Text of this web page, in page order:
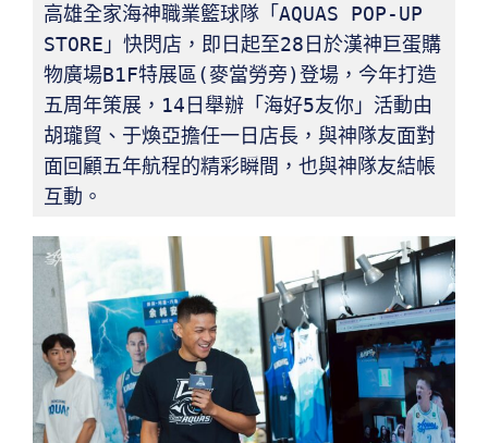
高雄全家海神職業籃球隊「AQUAS POP-UP
STORE」快閃店，即日起至28日於漢神巨蛋購
物廣場B1F特展區(麥當勞旁)登場，今年打造
五周年策展，14日舉辦「海好5友你」活動由
胡瓏貿、于煥亞擔任一日店長，與神隊友面對
面回顧五年航程的精彩瞬間，也與神隊友結帳
互動。